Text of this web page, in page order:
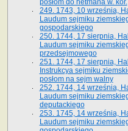
posłom do hetmana w. kor.
249. 1743, 10 września,
Laudum sejmiku
gospodarskiego
250. 1744, 17 sierpnia,
Laudum sejmiku
przedsejmowego
251. 1744, 17 sierpnia,
Instrukcya sejmiku
posłom na sejm walny
252. 1744, 14 września,
Laudum sejmiku
deputackiego
253. 1745, 14 września,
Laudum sejmiku